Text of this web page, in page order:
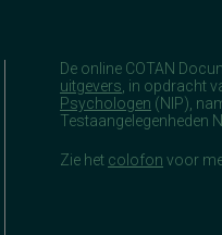
De online COTAN
uitgevers , in opdracht
Psychologen (NIP),
Testaangelegenheden
Zie het colofon voor